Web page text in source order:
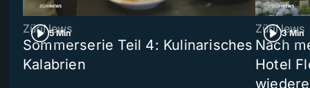
5 Min
ZüriNews
Sommerserie Teil 4: Kulinarisches
Kalabrien
3 Min
ZüriNews
Nach
Hotel